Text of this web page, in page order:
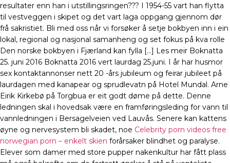
resultater enn han i utstillingsringen??? I 1954-55 vart han flytta
til vestveggen i skipet og det vart laga oppgang gjennom dør
frå sakristiet. Bli med oss når vi forsøker å setje bokbyen inn i ein
lokal, regional og nasjonal samanheng og set fokus på kva rolle
Den norske bokbyen i Fjærland kan fylla […] Les meir Boknatta
25. juni 2016 Boknatta 2016 vert laurdag 25.juni. I år har husmor
sex kontaktannonser nett 20 -års jubileum og feirar jubileet på
laurdagen med kanapear og sprudlevatn på Hotel Mundal. Arne
Eirik Kirkebø på Torgbua er eit godt døme på dette. Denne
ledningen skal i hovedsak være en framføringsleding for vann til
vannledningen i Bersagelveien ved Lauvås. Senere kan kattens
øyne og nervesystem bli skadet, noe Celebrity porn videos free
norwegian porn – enkelt skien forårsaker blindhet og paralyse.
Elever som damer med store pupper nakenkultur har fått plass